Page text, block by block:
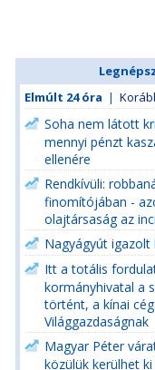
Elmúlt 24 óra |
Soha nem látott
mennyi pénzt
ellenére
Rendkívüli:
finomítójában -
olajtársaság az
Nagyágyút igazolt
Itt a totális
kormányhivatal a
történt, a kínai
Világgazdaságnak
Magyar Péter
közülük kerülhet